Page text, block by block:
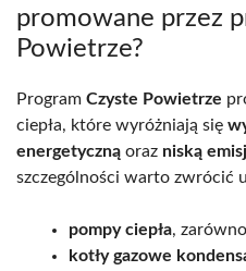
promowane przez
Powietrze?
Program Czyste Powietrze
ciepła, które wyróżniają się
energetyczną oraz niską
szczególności warto zwrócić
pompy ciepła,
kotły gazowe